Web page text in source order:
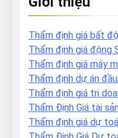
Thẩm định giá bất
Thẩm định giá động
Thẩm định giá máy
Thẩm định dự án
Thẩm định giá tri
Thẩm Định Giá tài
Thẩm định giá dự